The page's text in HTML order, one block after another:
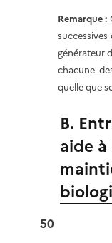
Remarque :
générateur
chacune
quelle que
B.
aide
50